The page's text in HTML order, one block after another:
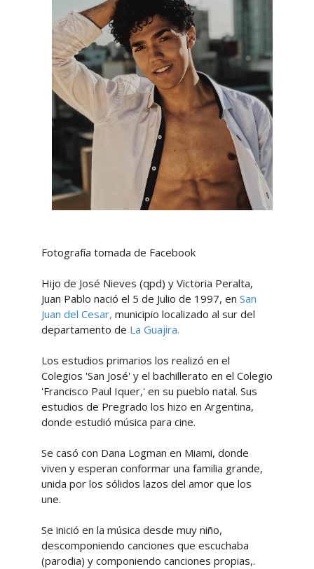
Fotografía tomada de Facebook
Hijo de José Nieves (qpd) y Victoria Peralta,
Juan Pablo nació el 5 de Julio de 1997, en San
Juan del Cesar, municipio localizado al sur del
departamento de La Guajira.
Los estudios primarios los realizó en el
Colegios 'San José' y el bachillerato en el Colegio
'Francisco Paul Iquer,' en su pueblo natal. Sus
estudios de Pregrado los hizo en Argentina,
donde estudió música para cine.
Se casó con Dana Logman en Miami, donde
viven y esperan conformar una familia grande,
unida por los sólidos lazos del amor que los
une.
Se inició en la música desde muy niño,
descomponiendo canciones que escuchaba
(parodia) y componiendo canciones propias,.